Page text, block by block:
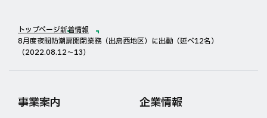
トップページ新着情報
8月度夜間防潮扉開閉業務（出島西地区）に出動（延べ12名）
（2022.08.12〜13）
事業案内
企業情報